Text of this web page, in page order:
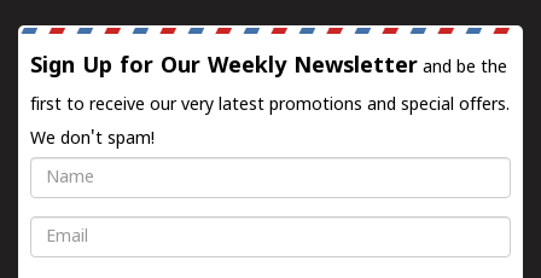
Sign Up for Our Weekly Newsletter and be the
first to receive our very latest promotions and special offers.
We don't spam!
Name
Email